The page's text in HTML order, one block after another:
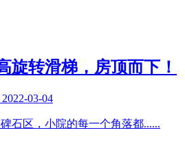
旋转滑梯，房顶而下！
2022-03-04
石区，小院的每一个角落都......